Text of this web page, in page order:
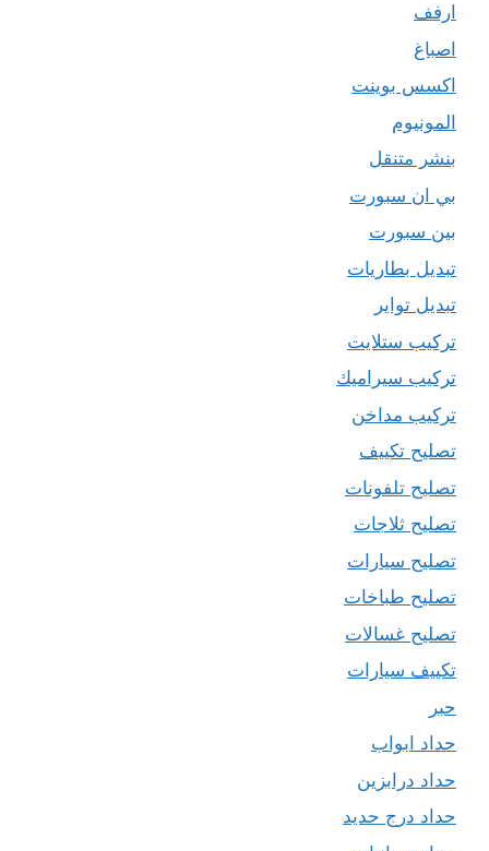
ارفف
اصباغ
اكسس بوينت
المونيوم
بنشر متنقل
بي ان سبورت
بين سبورت
تبديل بطاريات
تبديل تواير
تركيب ستلايت
تركيب سيراميك
تركيب مداخن
تصليح تكييف
تصليح تلفونات
تصليح ثلاجات
تصليح سيارات
تصليح طباخات
تصليح غسالات
تكييف سيارات
حبر
حداد ابواب
حداد درابزين
حداد درج حديد